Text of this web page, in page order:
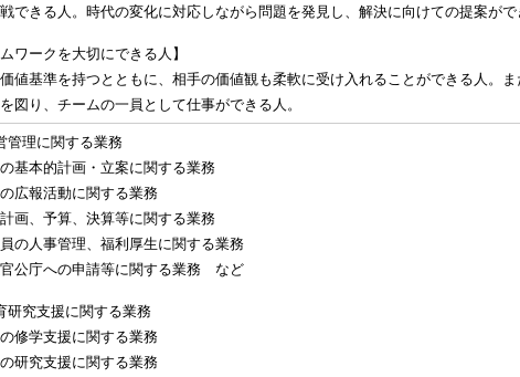
できる人。時代の変化に対応しながら問題を発見し、解決に向けての提案がで
ムワークを大切にできる人】
値基準を持つとともに、相手の価値観も柔軟に受け入れることができる人。
図り、チームの一員として仕事ができる人。
管理に関する業務
の基本的計画・立案に関する業務
の広報活動に関する業務
計画、予算、決算等に関する業務
員の人事管理、福利厚生に関する業務
官公庁への申請等に関する業務 など
研究支援に関する業務
の修学支援に関する業務
の研究支援に関する業務